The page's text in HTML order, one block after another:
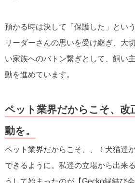
預かる時は決して「保護した」とい
リーダーさんの思いを受け継ぎ、大
い家族へのバトン繋ぎとして、飼い
動を進めています。
ペット業界だからこそ、改
動を。
ペット業界だからこそ、、！犬猫達
できるように。私達の立場から出来
うして始まったのが【Gecko縁結び会